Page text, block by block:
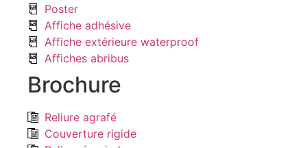
Poster
Affiche adhésive
Affiche extérieure waterproof
Affiches abribus
Brochure
Reliure agrafé
Couverture rigide